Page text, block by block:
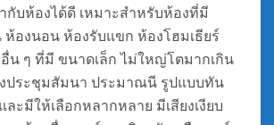
กับห้องได้ดี เหมาะสำหรับห้องที่มี
องนอน ห้องรับแขก ห้องโฮมเธียร์
น ๆ ที่มี ขนาดเล็ก ไม่ใหญ่โตมากเกิน
ประชุมสัมนา ประมาณนี รูปแบบทัน
ละมีให้เลือกหลากหลาย มีเสียงเงียบ